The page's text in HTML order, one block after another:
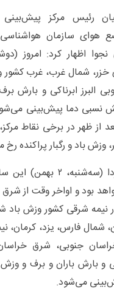
رئیس مرکز
هوای سازمان
نجوا اظهار کرد: امروز
شمال غرب، غرب کشور
البرز ابرناکی و بارش
نسبی دما پیش‌بینی
از ظهر در برخی نقاط
وزش باد و رگبار پراکنده
وی افزود: فردا
بود و اواخر وقت از
نیمه شرقی کشور وزش باد
شمال فارس، یزد، کرمان،
جنوبی، شرق
و بارش باران و برف و
می‌شود.